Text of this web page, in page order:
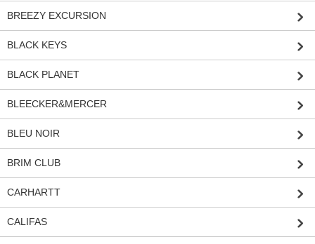
BREEZY EXCURSION
BLACK KEYS
BLACK PLANET
BLEECKER&MERCER
BLEU NOIR
BRIM CLUB
CARHARTT
CALIFAS